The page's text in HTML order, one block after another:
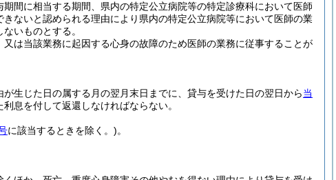
間に相当する期間、県内の特定公立病院等の特定診療科において医師
ないと認められる理由により県内の特定公立病院等において医師の業
いものとする。
は当該業務に起因する心身の故障のため医師の業務に従事することが
が生じた日の属する月の翌月末日までに、貸与を受けた日の翌日から当
息を付して返還しなければならない。
に該当するときを除く。)。